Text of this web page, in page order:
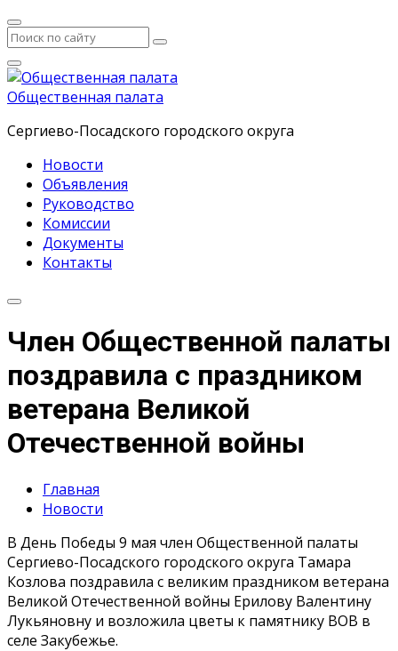
Общественная палата
Сергиево-Посадского городского округа
Новости
Объявления
Руководство
Комиссии
Документы
Контакты
Член Общественной палаты
поздравила с праздником
ветерана Великой
Отечественной войны
Главная
Новости
В День Победы 9 мая член Общественной палаты
Сергиево-Посадского городского округа Тамара
Козлова поздравила с великим праздником ветерана
Великой Отечественной войны Ерилову Валентину
Лукьяновну и возложила цветы к памятнику ВОВ в
селе Закубежье.